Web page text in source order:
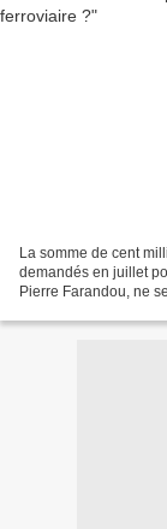
La somme de cent
demandés en juillet
Pierre Farandou, ne